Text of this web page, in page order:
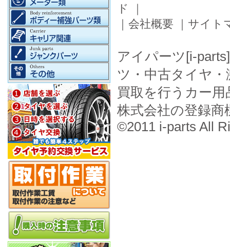
ド
｜
｜ 会社概要 ｜ サイト
アイパーツ[i-
ツ・中古タイヤ
買取を行うカー
株式会社の登録商
©2011 i-parts All